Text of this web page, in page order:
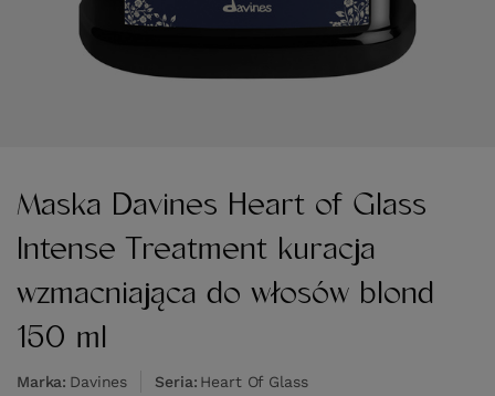
Maska Davines Heart of Glass
Intense Treatment kuracja
wzmacniająca do włosów blond
150 ml
Marka Davines Seria Heart Of Glass